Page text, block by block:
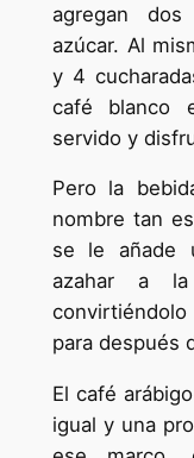
agregan dos
azúcar. Al
y 4
café blanco
servido y
Pero la
nombre tan
se le añade
azahar a
para después
El café
igual y una